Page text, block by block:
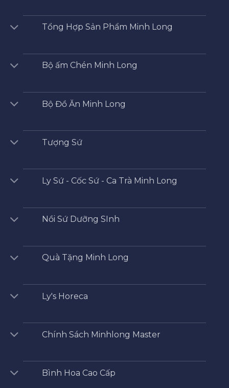
Tổng Hợp Sản Phẩm Minh Long
Bộ ấm Chén Minh Long
Bộ Đồ Ăn Minh Long
Tượng Sứ
Ly Sứ - Cốc Sứ - Ca Trà Minh Long
Nồi Sứ Dưỡng SInh
Quà Tặng Minh Long
Ly's Horeca
Chính Sách Minhlong Master
Bình Hoa Cao Cấp